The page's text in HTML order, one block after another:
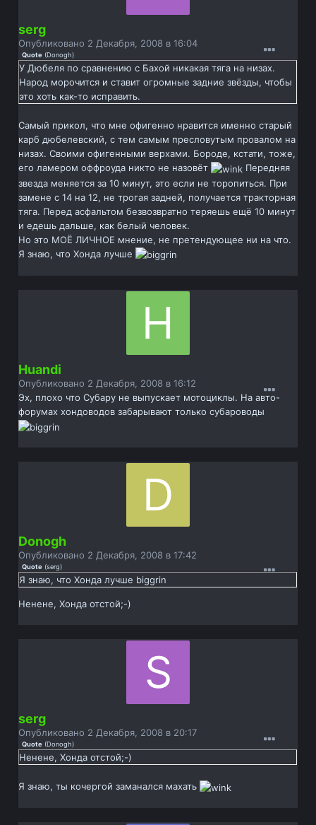
serg
Опубликовано 2 Декабря, 2008 в 16:04
Quote (Donogh)
У Дюбеля по сравнению с Бахой никакая тяга на низах.
Народ морочится и ставит огромные задние звёзды, чтобы
это хоть как-то исправить.
Самый прикол, что мне офигенно нравится именно старый
карб дюбелевский, с тем самым пресловутым провалом на
низах. Своими офигенными верхами. Бороде, кстати, тоже,
его ламером оффроуда никто не назовёт
Передняя
звезда меняется за 10 минут, это если не торопиться. При
замене с 14 на 12, не трогая задней, получается тракторная
тяга. Перед асфальтом безвозвратно теряешь ещё 10 минут
и едешь дальше, как белый человек.
Но это МОЁ ЛИЧНОЕ мнение, не претендующее ни на что.
Я знаю, что Хонда лучше
Huandi
Опубликовано 2 Декабря, 2008 в 16:12
Эх, плохо что Субару не выпускает мотоциклы. На авто-
форумах хондоводов забарывают только субароводы
Donogh
Опубликовано 2 Декабря, 2008 в 17:42
Quote (serg)
Я знаю, что Хонда лучше biggrin
Ненене, Хонда отстой;-)
serg
Опубликовано 2 Декабря, 2008 в 20:17
Quote (Donogh)
Ненене, Хонда отстой;-)
Я знаю, ты кочергой заманался махать